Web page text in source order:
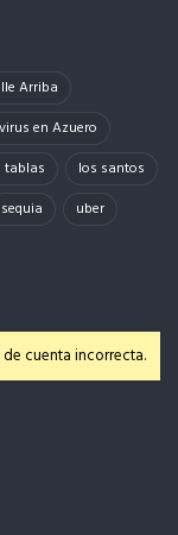
Arriba
en Azuero
tablas
los santos
sequia uber
cuenta incorrecta.